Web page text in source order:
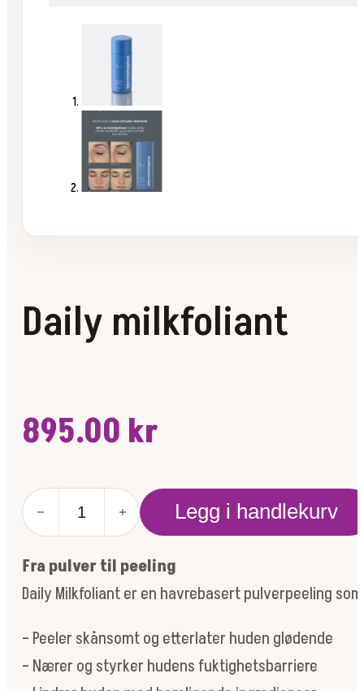
Daily milkfoliant
895.00 kr
Daily
milkfoliant
antall
Legg i handlekurv
Fra pulver til peeling
Daily Milkfoliant er en havrebasert pulverpeeling
– Peeler skånsomt og etterlater huden glødende
– Nærer og styrker hudens fuktighetsbarriere